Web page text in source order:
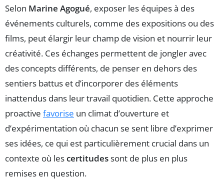
Selon Marine Agogué, exposer les équipes à des
événements culturels, comme des expositions ou des
films, peut élargir leur champ de vision et nourrir leur
créativité. Ces échanges permettent de jongler avec
des concepts différents, de penser en dehors des
sentiers battus et d’incorporer des éléments
inattendus dans leur travail quotidien. Cette approche
proactive favorise un climat d’ouverture et
d’expérimentation où chacun se sent libre d’exprimer
ses idées, ce qui est particulièrement crucial dans un
contexte où lescertitudessont de plus en plus
remises en question.